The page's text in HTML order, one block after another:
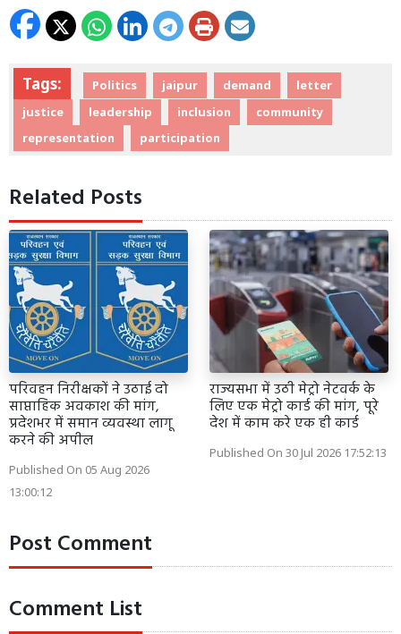
Tags: Politics jaipur demand
letter
justice
leadership inclusion
community
representation
participation
Related Posts
परिवहन निरीक्षकों ने उठाई दो
साप्ताहिक अवकाश की मांग,
प्रदेशभर में समान व्यवस्था लागू
करने की अपील
Published On 05 Aug 2026
13:00:12
राज्यसभा में उठी मेट्रो नेटवर्क के
लिए एक मेट्रो कार्ड की मांग, पूरे
देश में काम करे एक ही कार्ड
Published On 30 Jul 2026 17:52:13
Post Comment
Comment List